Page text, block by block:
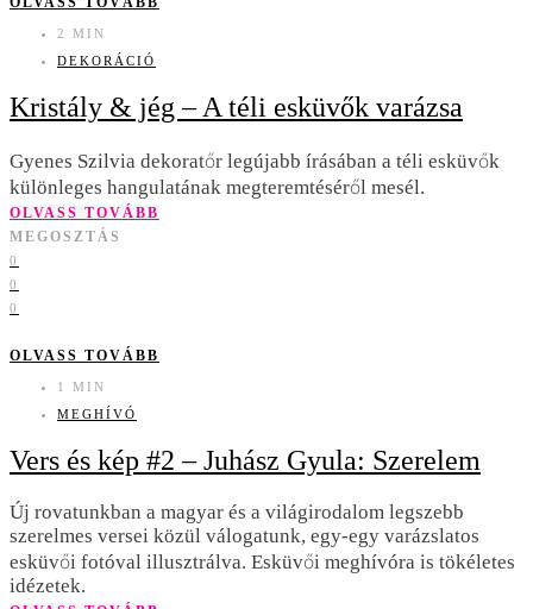
2 MIN
DEKORÁCIÓ
Kristály & jég – A téli esküvők varázsa
Gyenes Szilvia dekoratőr legújabb írásában a téli esküvők
különleges hangulatának megteremtéséről mesél.
OLVASS TOVÁBB
MEGOSZTÁS
0
0
0
OLVASS TOVÁBB
1 MIN
MEGHÍVÓ
Vers és kép #2 – Juhász Gyula: Szerelem
Új rovatunkban a magyar és a világirodalom legszebb
szerelmes versei közül válogatunk, egy-egy varázslatos
esküvői fotóval illusztrálva. Esküvői meghívóra is tökéletes
idézetek.